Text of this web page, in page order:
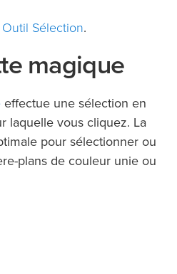
Outil Sélection.
magique
effectue une sélection en
laquelle vous cliquez. La
pour sélectionner ou
plans de couleur unie ou